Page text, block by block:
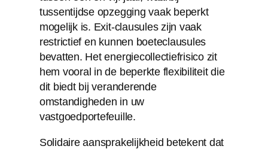
tussentijdse opzegging vaak beperkt
mogelijk is. Exit-clausules zijn vaak
restrictief en kunnen boeteclausules
bevatten. Het energiecollectiefrisico zit
hem vooral in de beperkte flexibiliteit die
dit biedt bij veranderende
omstandigheden in uw
vastgoedportefeuille.
Solidaire aansprakelijkheid betekent dat